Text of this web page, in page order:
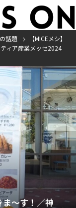
話題
【MICEメシ】
ィア産業メッセ2024
ま～す！／神